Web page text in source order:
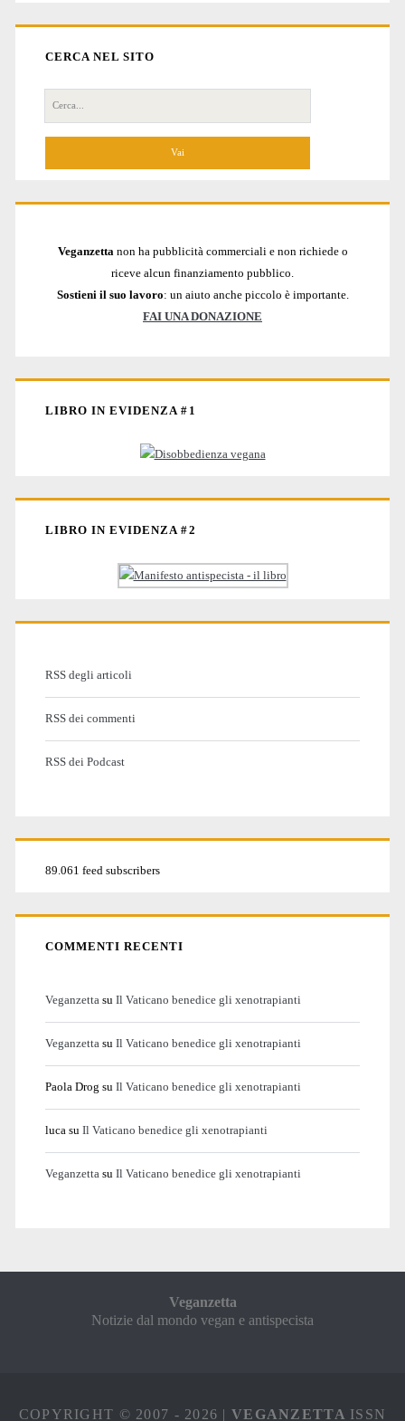
CERCA NEL SITO
Cerca
per:
Veganzetta non ha pubblicità commerciali e non richiede o
riceve alcun finanziamento pubblico.
Sostieni il suo lavoro: un aiuto anche piccolo è importante.
FAI UNA DONAZIONE
LIBRO IN EVIDENZA #1
LIBRO IN EVIDENZA #2
RSS degli articoli
RSS dei commenti
RSS dei Podcast
89.061 feed subscribers
COMMENTI RECENTI
Veganzetta su Il Vaticano benedice gli xenotrapianti
Veganzetta su Il Vaticano benedice gli xenotrapianti
Paola Drog su Il Vaticano benedice gli xenotrapianti
luca su Il Vaticano benedice gli xenotrapianti
Veganzetta su Il Vaticano benedice gli xenotrapianti
Veganzetta
Notizie dal mondo vegan e antispecista
COPYRIGHT © 2007 - 2026 |VEGANZETTA ISSN